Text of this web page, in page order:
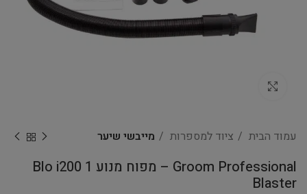
עמוד הבית ציוד למספרות מייבשי שיער
Groom Professional – מפוח מנוע 1 Blo i200
Blaster